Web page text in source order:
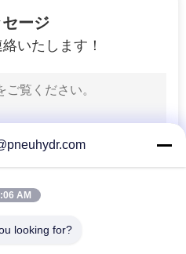
計
セージ
いたします！
AM
looking for?